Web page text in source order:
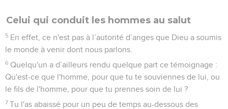
Celui qui conduit les hommes au salut
5 En effet, ce n'est pas à l’autorité d’anges que Dieu a soumis
le monde à venir dont nous parlons.
6 Quelqu'un a d’ailleurs rendu quelque part ce témoignage :
Qu'est-ce que l'homme, pour que tu te souviennes de lui, ou
le fils de l'homme, pour que tu prennes soin de lui ?
7 Tu l'as abaissé pour un peu de temps au-dessous des